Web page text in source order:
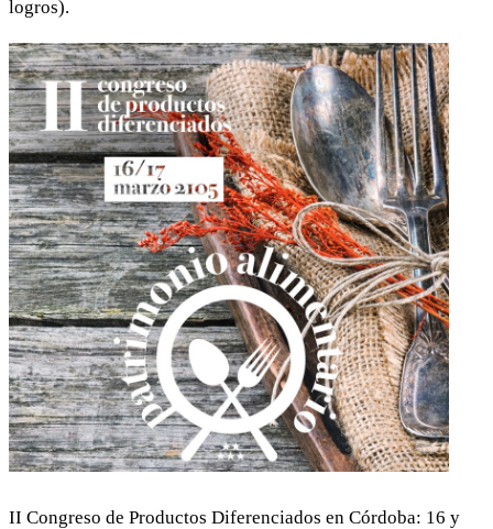
logros).
II Congreso de Productos Diferenciados en Córdoba: 16 y